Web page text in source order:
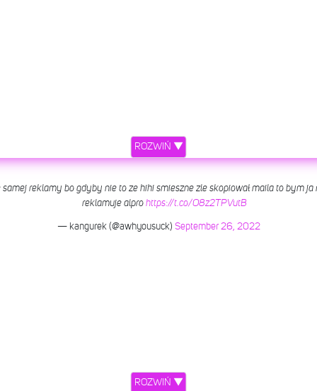
ROZWIŃ ▼
reklamy bo gdyby nie to ze hihi smieszne zle skopiował maila to bym ja
reklamuje alpro https://t.co/O8z2TPVutB
— kangurek (@awhyousuck) September 26, 2022
ROZWIŃ ▼